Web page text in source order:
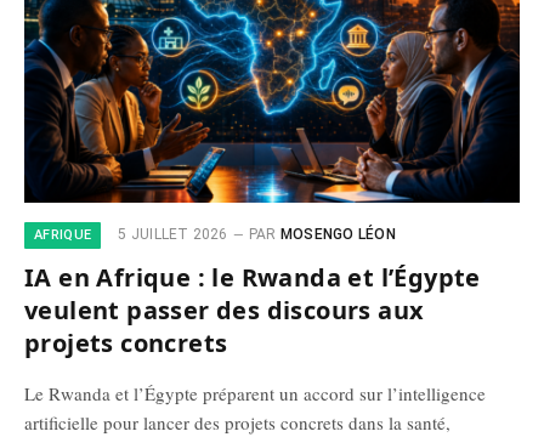
AFRIQUE 5 JUILLET 2026 PAR MOSENGO LÉON
IA en Afrique : le Rwanda et l’Égypte
veulent passer des discours aux
projets concrets
Le Rwanda et l’Égypte préparent un accord sur l’intelligence
artificielle pour lancer des projets concrets dans la santé,